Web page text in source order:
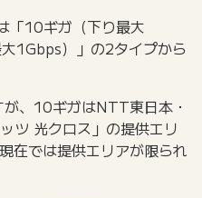
「10ギガ（下り最大
1Gbps）」の2タイプから
、10ギガはNTT東日本・
ツ 光クロス」の提供エリ
在では提供エリアが限られ